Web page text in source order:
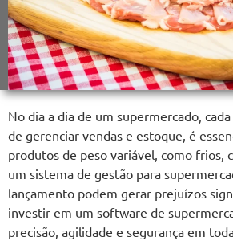
No dia a dia de um supermercado,
de gerenciar vendas e estoque, é
produtos de peso variável, como frios,
um sistema de gestão para
lançamento podem gerar prejuízos
investir em um software de
precisão, agilidade e segurança em